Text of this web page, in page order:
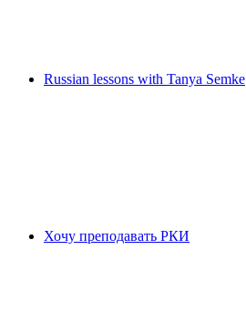
Russian lessons with Tanya Semke
Хочу преподавать РКИ